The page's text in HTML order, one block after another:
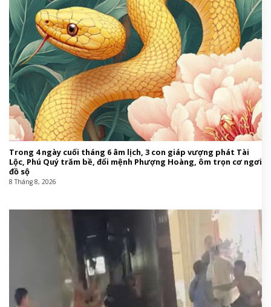
Trong 4 ngày cuối tháng 6 âm lịch, 3 con giáp vượng phát Tài
Lộc, Phú Quý trăm bề, đổi mệnh Phượng Hoàng, ôm trọn cơ ngơi
đồ sộ
8 Tháng 8, 2026